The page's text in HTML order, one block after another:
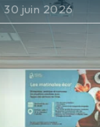
30 juin 2026